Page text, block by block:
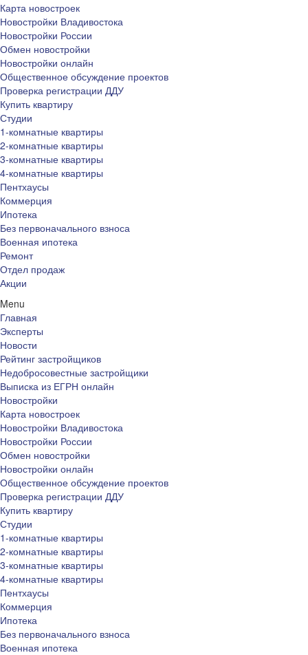
Карта новостроек
Новостройки Владивостока
Новостройки России
Обмен новостройки
Новостройки онлайн
Общественное обсуждение проектов
Проверка регистрации ДДУ
Купить квартиру
Студии
1-комнатные квартиры
2-комнатные квартиры
3-комнатные квартиры
4-комнатные квартиры
Пентхаусы
Коммерция
Ипотека
Без первоначального взноса
Военная ипотека
Ремонт
Отдел продаж
Акции
Menu
Главная
Эксперты
Новости
Рейтинг застройщиков
Недобросовестные застройщики
Выписка из ЕГРН онлайн
Новостройки
Карта новостроек
Новостройки Владивостока
Новостройки России
Обмен новостройки
Новостройки онлайн
Общественное обсуждение проектов
Проверка регистрации ДДУ
Купить квартиру
Студии
1-комнатные квартиры
2-комнатные квартиры
3-комнатные квартиры
4-комнатные квартиры
Пентхаусы
Коммерция
Ипотека
Без первоначального взноса
Военная ипотека